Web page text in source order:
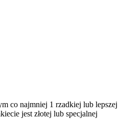
co najmniej 1 rzadkiej lub lepszej
jest złotej lub specjalnej